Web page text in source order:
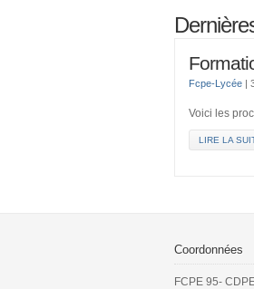
Fcpe-Lycée |
Voici les
LIRE LA
Coordonnées
FCPE 95-